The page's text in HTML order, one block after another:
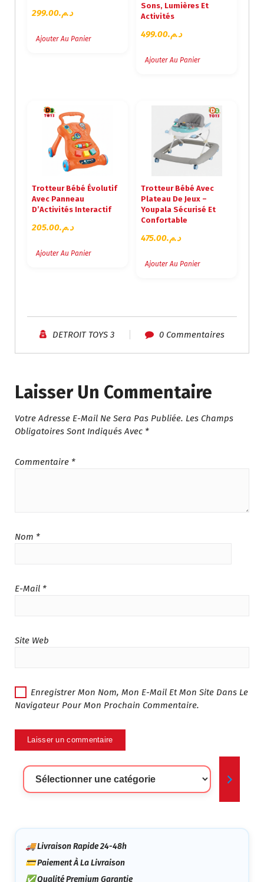
د.م.299.00
Ajouter Au Panier
Sons, Lumières Et
Activités
د.م.499.00
Ajouter Au Panier
Trotteur Bébé Évolutif
Avec Panneau
D’Activités Interactif
د.م.205.00
Ajouter Au Panier
Trotteur Bébé Avec
Plateau De Jeux –
Youpala Sécurisé Et
Confortable
د.م.475.00
Ajouter Au Panier
DETROIT TOYS 3 0 Commentaires
Laisser Un Commentaire
Votre Adresse E-Mail Ne Sera Pas Publiée. Les Champs
Obligatoires Sont Indiqués Avec *
Commentaire *
Nom *
E-Mail *
Site Web
Enregistrer Mon Nom, Mon E-Mail Et Mon Site Dans Le
Navigateur Pour Mon Prochain Commentaire.
Sélectionner
🚚 Livraison Rapide 24-48h
💳 Paiement À La Livraison
✅ Qualité Premium Garantie